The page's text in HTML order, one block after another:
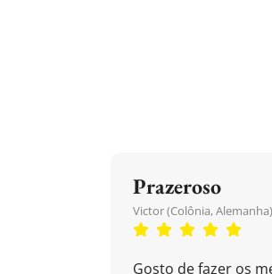
Prazeroso
Victor (Colônia, Alemanha)
Gosto de fazer os